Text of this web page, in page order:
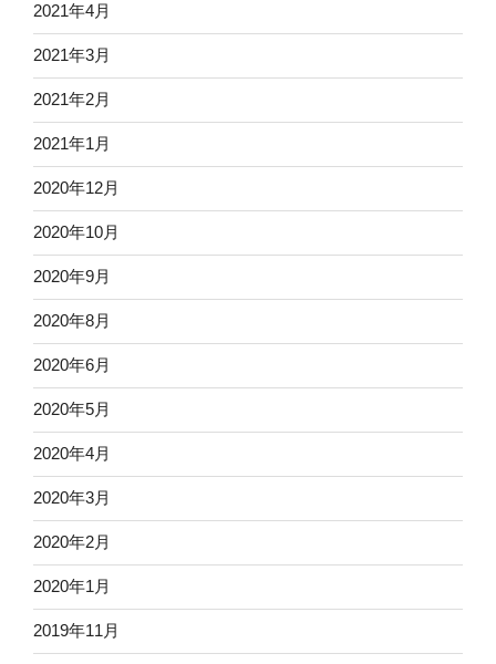
2021年4月
2021年3月
2021年2月
2021年1月
2020年12月
2020年10月
2020年9月
2020年8月
2020年6月
2020年5月
2020年4月
2020年3月
2020年2月
2020年1月
2019年11月